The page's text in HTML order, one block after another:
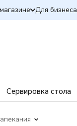
Для бизнеса
Сервировка стола